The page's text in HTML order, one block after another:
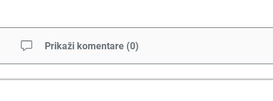
Prikaži komentare (0)